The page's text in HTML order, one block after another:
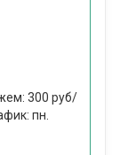
300 руб/
пн.